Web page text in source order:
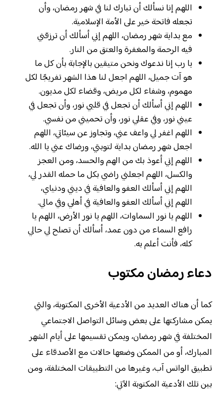
اللهم إنا نسألك أن تبارك لنا في شهر رمضان، وأن
تجعله فاتحة خير على الأمة الإسلامية.
مع بداية شهر رمضان، اللهم إني أسألك أن ترزقني
فيه الرحمة والمغفرة والعتق من النار.
يا رب إنا ندعوك ونحن متيقين بالإجابة بأن كل ما
هو آت جميل، اللهم اجعل لنا هذا الشهر تفريجًا لكل
مهموم، وشفاء لكل مريض، وقضاء لكل مديون.
اللهم إني أسألك أن تجعل في قلبي نور، وأن تجعل في
عيني نور، وفي عقلي نور، وأن تحميني من نفسي.
اللهم اغفر لي واعف عني، وتجاوز عن سيئاتي، اللهم
اجعل شهر رمضان بداية لتوبتي، ورضاك عني يا الله.
اللهم إني أعوذ بك من الهم والحسد، ومن العجز
والكسل، اللهم اجعلني راضي بكل ما حمله القدر لي،
اللهم إني أسألك العفو والعافية في ديني ودنياي،
اللهم إني أسألك العفو والعافية في أهلي وفي مالي.
اللهم يا نور السماوات، اللهم يا نور الأرض، اللهم يا
رافع السماء من دون عمد، أسألك أن تصلح لي حالي
كله، فأنت أعلم به.
دعاء رمضان مكتوب
كما أن هناك العديد من الأدعية الأخرى المكتوبة، والتي
يمكن مشاركتها على بعض وسائل التواصل الاجتماعي
المختلفة في شهر رمضان، ويمكن تقسيمها على أيام الشهر
المبارك، أو من الممكن وضعها حالات مع الأصدقاء على
تطبيق الواتس آب، وغيرها من التطبيقات المختلفة، ومن
بين تلك الأدعية المكتوبة الآتي: